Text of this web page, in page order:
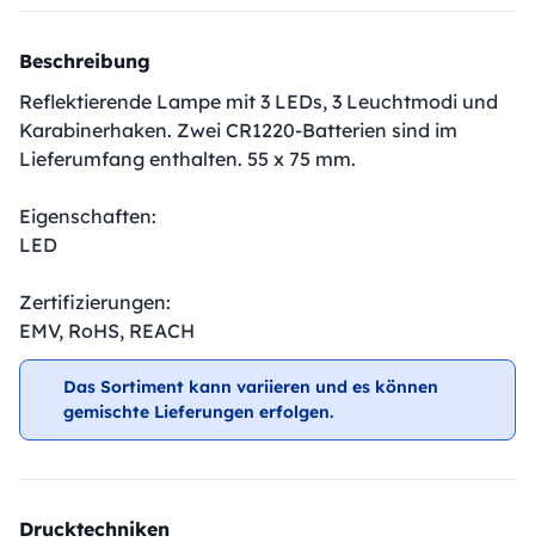
Beschreibung
Reflektierende Lampe mit 3 LEDs, 3 Leuchtmodi und
Karabinerhaken. Zwei CR1220-Batterien sind im
Lieferumfang enthalten. 55 x 75 mm.
Eigenschaften:
LED
Zertifizierungen:
EMV, RoHS, REACH
Das Sortiment kann variieren und es können
gemischte Lieferungen erfolgen.
Drucktechniken